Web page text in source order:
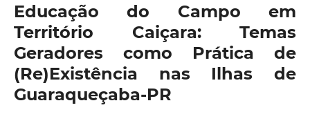
Educação do Campo em
Território Caiçara: Temas
Geradores como Prática de
(Re)Existência nas Ilhas de
Guaraqueçaba-PR